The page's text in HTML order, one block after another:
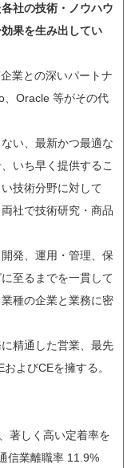
社の技術・ノウハウ
果を生み出してい
業との深いパートナ
、Oracle 等がその代
い、最新かつ最適な
いち早く提供するこ
技術分野に対して
社で技術研究・商品
発、運用・管理、保
至るまでを一貫して
種の企業と業務に密
精通した営業、最先
よびCEを擁する。
著しく高い定着率を
信業離職率 11.9%